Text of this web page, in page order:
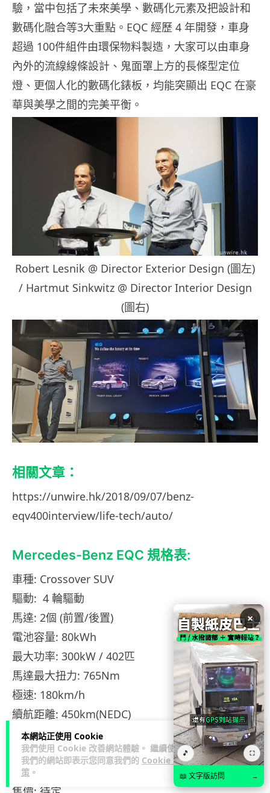
本網站正使用 Cookie
我們使用 Cookie 改善網站體驗。 繼續使用
我們的網站即表示您同意我們的 Cookie 政
策 。
驗，當中包括了未來美學、數碼化元素及把設計和
數碼化融合等3大重點。EQC 經歷 4 年開發，車身
超過 100件組件由環保物料製造，大家可以由車身
內外的流線線條設計、鬼面罩上方的長條型定位
燈、更個人化的數碼化錶板，均能突顯出 EQC 在豪
華與美學之間的完美平衡。
Robert Lesnik @ Director Exterior Design (圖左)
/ Hartmut Sinkwitz @ Director Interior Design
(圖右)
相關文章：
https://unwire.hk/2018/09/07/benz-
eqv400interview/life-tech/auto/
Mercedes-Benz EQC 規格表:
車種: Crossover SUV
驅動: 4 輪驅動
馬達: 2個 (前置/後置)
電池容量: 80kWh
最大功率: 300kW / 402匹
馬達最大扭力: 765Nm
極速: 180km/h
續航距離: 450km(NEDC)
平均功耗: 22.2kWh / 100km
充電時間: 10%-80% 40分鐘 (110kW 快充)
尺寸: 4761mm x 1884mm x 1624mm
×
🎵 ⛶
📖 文字版訪問 →